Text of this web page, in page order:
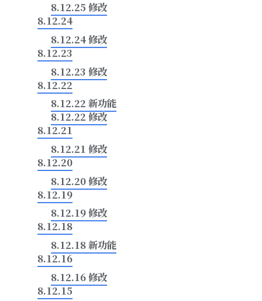
8.12.25 修改
8.12.24
8.12.24 修改
8.12.23
8.12.23 修改
8.12.22
8.12.22 新功能
8.12.22 修改
8.12.21
8.12.21 修改
8.12.20
8.12.20 修改
8.12.19
8.12.19 修改
8.12.18
8.12.18 新功能
8.12.16
8.12.16 修改
8.12.15